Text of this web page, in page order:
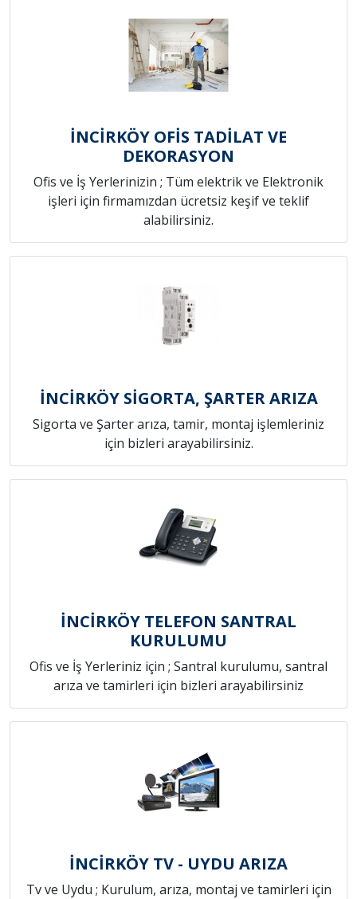
İNCİRKÖY OFİS TADİLAT VE
DEKORASYON
Ofis ve İş Yerlerinizin ; Tüm elektrik ve Elektronik
işleri için firmamızdan ücretsiz keşif ve teklif
alabilirsiniz.
İNCİRKÖY SİGORTA, ŞARTER ARIZA
Sigorta ve Şarter arıza, tamir, montaj işlemleriniz
için bizleri arayabilirsiniz.
İNCİRKÖY TELEFON SANTRAL
KURULUMU
Ofis ve İş Yerleriniz için ; Santral kurulumu, santral
arıza ve tamirleri için bizleri arayabilirsiniz
İNCİRKÖY TV - UYDU ARIZA
Tv ve Uydu ; Kurulum, arıza, montaj ve tamirleri için